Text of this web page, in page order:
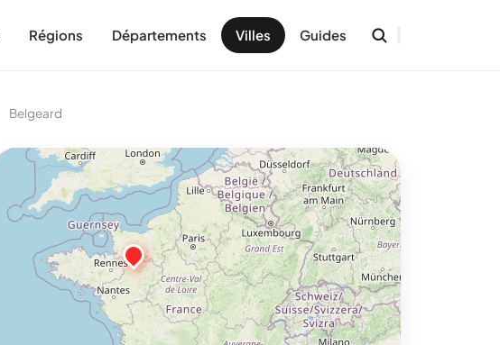
Régions Départements Villes Guides
Belgeard